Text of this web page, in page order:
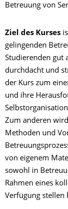
Betreuung von
Ziel des Kurses
gelingenden
Studierenden gut
durchdacht und
der Kurs zum
und ihre
Zum anderen
Methoden und
von eigenem
sowohl in
Rahmen eines
Verfügung stellen